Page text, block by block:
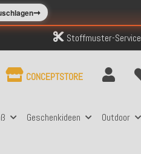
➞
Stoffmuster-Service
Geschenkideen Outdoor
CONCEPTSTORE